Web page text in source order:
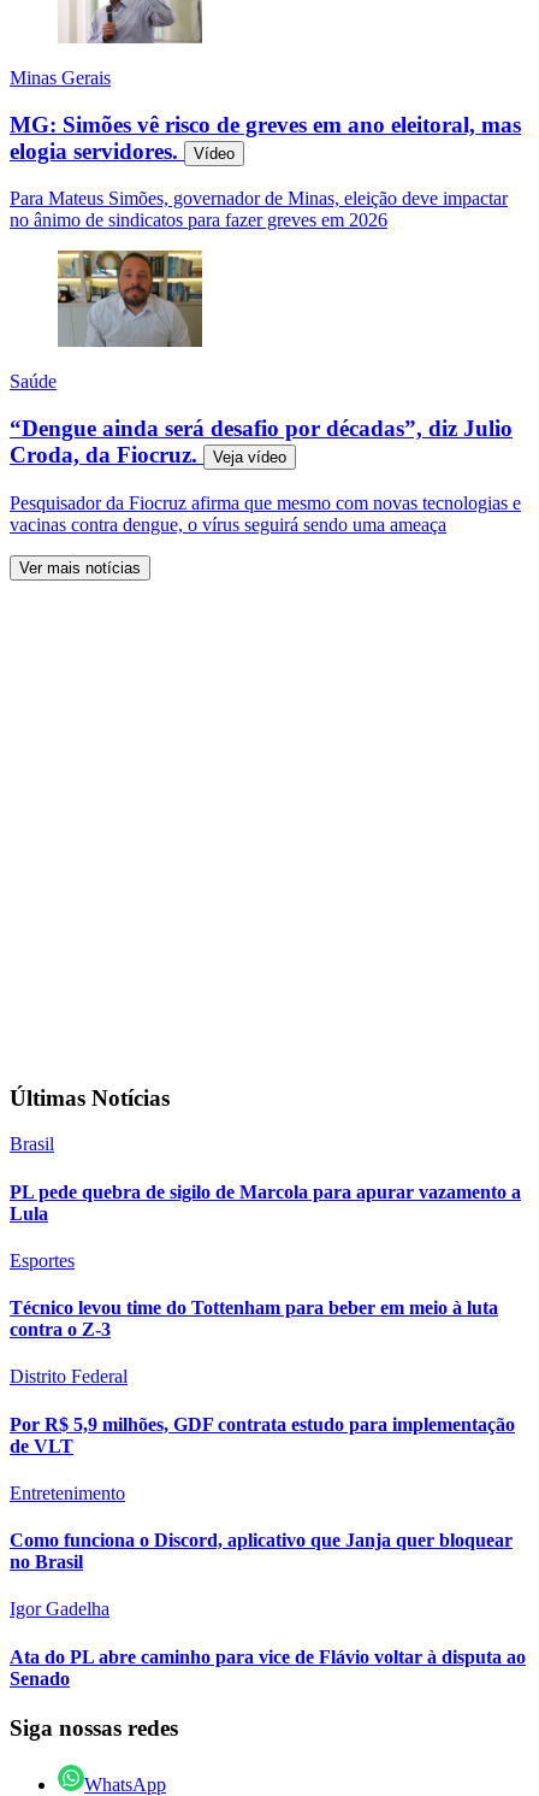
Minas Gerais
MG: Simões vê risco de greves em ano eleitoral, mas
elogia servidores.
Vídeo
Para Mateus Simões, governador de Minas, eleição deve impactar
no ânimo de sindicatos para fazer greves em 2026
Saúde
“Dengue ainda será desafio por décadas”, diz Julio
Croda, da Fiocruz.
Veja vídeo
Pesquisador da Fiocruz afirma que mesmo com novas tecnologias e
vacinas contra dengue, o vírus seguirá sendo uma ameaça
Ver mais notícias
Últimas Notícias
Brasil
PL pede quebra de sigilo de Marcola para apurar vazamento a
Lula
Esportes
Técnico levou time do Tottenham para beber em meio à luta
contra o Z-3
Distrito Federal
Por R$ 5,9 milhões, GDF contrata estudo para implementação
de VLT
Entretenimento
Como funciona o Discord, aplicativo que Janja quer bloquear
no Brasil
Igor Gadelha
Ata do PL abre caminho para vice de Flávio voltar à disputa ao
Senado
Siga nossas redes
WhatsApp